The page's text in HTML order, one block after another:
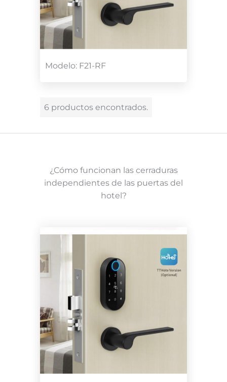
Modelo: F21-RF
6 productos encontrados.
¿Cómo funcionan las cerraduras
independientes de las puertas del
hotel?